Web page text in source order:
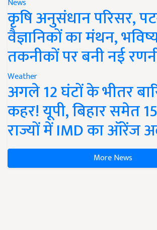
कृषि अनुसंधान परिसर,
वैज्ञानिकों का मंथन,
तकनीकों पर बनी नई
Weather
अगले 12 घंटों के भीतर
कहर! यूपी, बिहार समेत
राज्यों में IMD का ऑरेंज
More News